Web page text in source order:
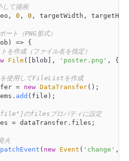
て描画
0 , 0 , targetWidth,
ト（PNG形式）
) => {
作成（ファイル名を指定）
File ([blob], 'poster.png' , {
用してFileListを作成
= new DataTransfer();
. add (file);
のfilesプロパティに設定
= dataTransfer. files ;
火
( new Event ( 'change' ,